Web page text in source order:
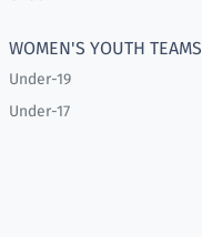
WOMEN'S YOUTH TEAMS
Under-19
Under-17